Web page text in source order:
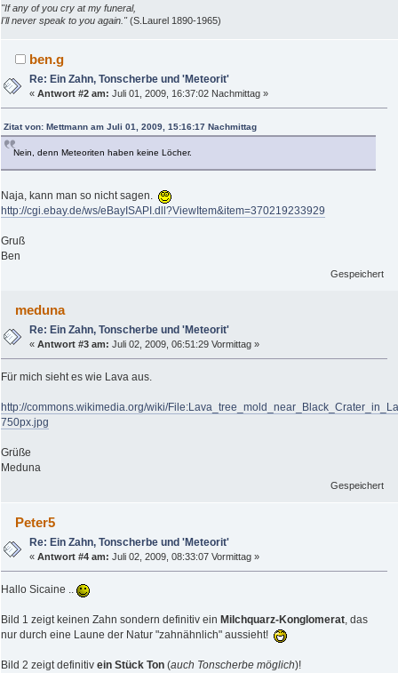
"If any of you cry at my funeral,
I'll never speak to you again."(S.Laurel 1890-1965)
ben.g
Re: Ein Zahn, Tonscherbe und 'Meteorit'
«Antwort #2 am: Juli 01, 2009, 16:37:02 Nachmittag »
Zitat von: Mettmann am Juli 01, 2009, 15:16:17 Nachmittag
Nein, denn Meteoriten haben keine Löcher.
Naja, kann man so nicht sagen.
http://cgi.ebay.de/ws/eBayISAPI.dll?ViewItem&item=370219233929
Gruß
Ben
Gespeichert
meduna
Re: Ein Zahn, Tonscherbe und 'Meteorit'
«Antwort #3 am: Juli 02, 2009, 06:51:29 Vormittag »
Für mich sieht es wie Lava aus.
http://commons.wikimedia.org/wiki/
750px.jpg
Grüße
Meduna
Gespeichert
Peter5
Re: Ein Zahn, Tonscherbe und 'Meteorit'
«Antwort #4 am: Juli 02, 2009, 08:33:07 Vormittag »
Hallo Sicaine ..
Bild 1 zeigt keinen Zahn sondern definitiv ein Milchquarz-Konglomerat, das
nur durch eine Laune der Natur "zahnähnlich" aussieht!
Bild 2 zeigt definitiv ein Stück Ton (auch Tonscherbe möglich)!